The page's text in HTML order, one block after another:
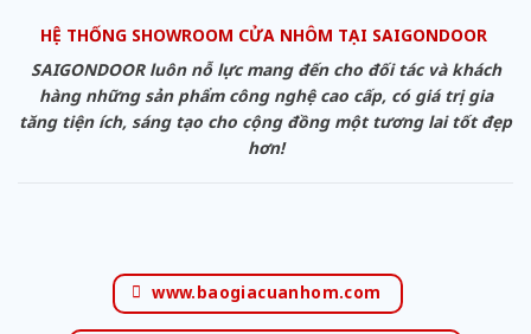
HỆ THỐNG SHOWROOM CỬA NHÔM TẠI SAIGONDOOR
SAIGONDOOR luôn nỗ lực mang đến cho đối tác và khách
hàng những sản phẩm công nghệ cao cấp, có giá trị gia
tăng tiện ích, sáng tạo cho cộng đồng một tương lai tốt đẹp
hơn!
www.baogiacuanhom.com